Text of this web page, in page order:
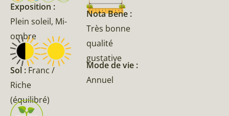
Exposition :
Plein soleil, Mi-
ombre
Sol : Franc /
Riche
(équilibré)
Nota Bene :
Très bonne
qualité
gustative
Mode de vie :
Annuel